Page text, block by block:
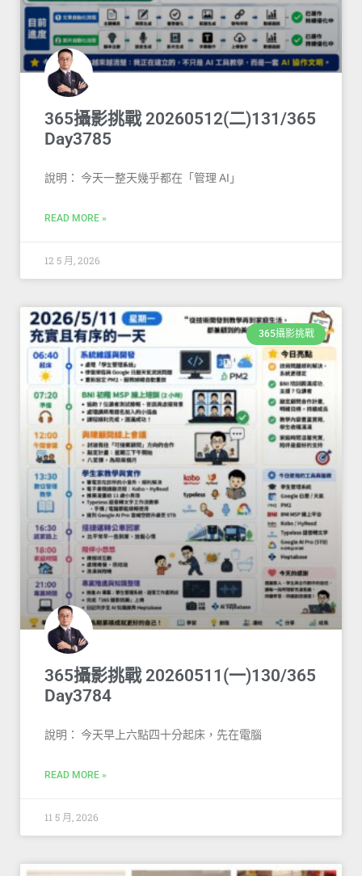
365攝影挑戰 20260512(二)131/365
Day3785
說明： 今天一整天幾乎都在「管理 AI」
READ MORE »
12 5 月, 2026
365攝影挑戰
365攝影挑戰 20260511(一)130/365
Day3784
說明： 今天早上六點四十分起床，先在電腦
READ MORE »
11 5 月, 2026